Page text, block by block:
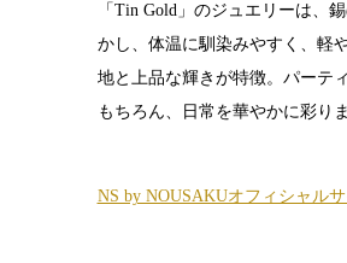
「Tin Gold」のジュエリーは、
かし、体温に馴染みやすく、軽
地と上品な輝きが特徴。パーテ
もちろん、日常を華やかに彩りま
NS by NOUSAKUオフィシャルサ